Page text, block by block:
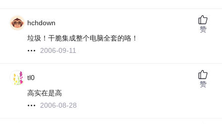
hchdown
垃圾！干脆集成整个电脑全套的咯！
2006-09-11
赞
tl0
高实在是高
2006-08-28
赞